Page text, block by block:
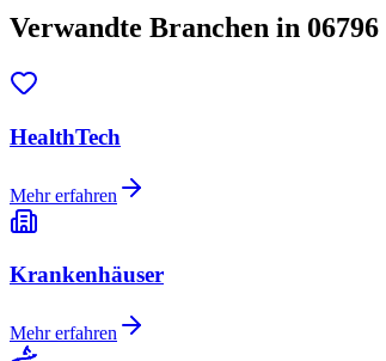
Verwandte Branchen in 06796
HealthTech
Mehr erfahren
Krankenhäuser
Mehr erfahren